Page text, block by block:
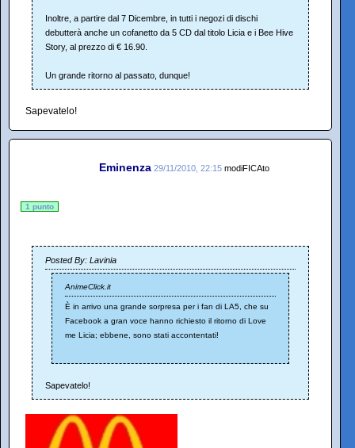
Inoltre, a partire dal 7 Dicembre, in tutti i negozi di dischi
debutterà anche un cofanetto da 5 CD dal titolo Licia e i Bee Hive
Story, al prezzo di € 16.90.
Un grande ritorno al passato, dunque!
Sapevatelo!
Eminenza 29/11/2010, 22:15 modiFICAto
1 punto
Posted By: Lavinia
AnimeClick.it
È in arrivo una grande sorpresa per i fan di LA5, che su
Facebook a gran voce hanno richiesto il ritorno di Love
me Licia; ebbene, sono stati accontentati!
Sapevatelo!